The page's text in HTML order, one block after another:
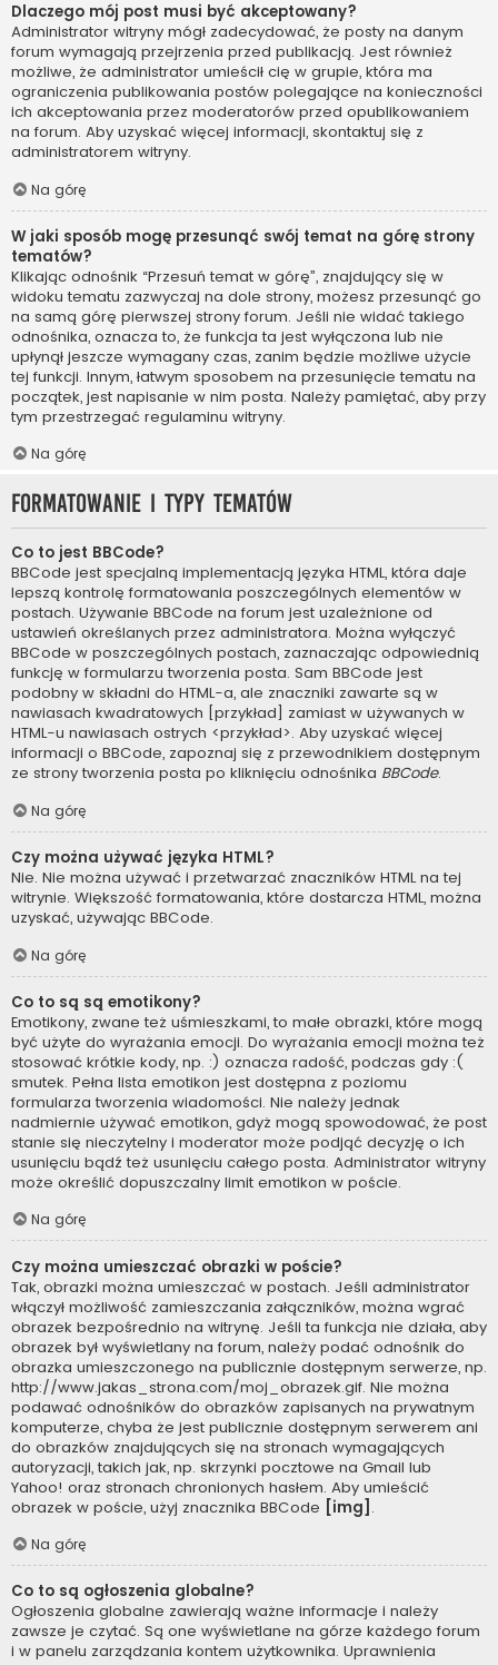
Dlaczego mój post musi być akceptowany?
Administrator witryny mógł zadecydować, że posty na danym
forum wymagają przejrzenia przed publikacją. Jest również
możliwe, że administrator umieścił cię w grupie, która ma
ograniczenia publikowania postów polegające na konieczności
ich akceptowania przez moderatorów przed opublikowaniem
na forum. Aby uzyskać więcej informacji, skontaktuj się z
administratorem witryny.
Na górę
W jaki sposób mogę przesunąć swój temat na górę strony
tematów?
Klikając odnośnik “Przesuń temat w górę”, znajdujący się w
widoku tematu zazwyczaj na dole strony, możesz przesunąć go
na samą górę pierwszej strony forum. Jeśli nie widać takiego
odnośnika, oznacza to, że funkcja ta jest wyłączona lub nie
upłynął jeszcze wymagany czas, zanim będzie możliwe użycie
tej funkcji. Innym, łatwym sposobem na przesunięcie tematu na
początek, jest napisanie w nim posta. Należy pamiętać, aby przy
tym przestrzegać regulaminu witryny.
Na górę
Formatowanie i typy tematów
Co to jest BBCode?
BBCode jest specjalną implementacją języka HTML, która daje
lepszą kontrolę formatowania poszczególnych elementów w
postach. Używanie BBCode na forum jest uzależnione od
ustawień określanych przez administratora. Można wyłączyć
BBCode w poszczególnych postach, zaznaczając odpowiednią
funkcję w formularzu tworzenia posta. Sam BBCode jest
podobny w składni do HTML-a, ale znaczniki zawarte są w
nawiasach kwadratowych [przykład] zamiast w używanych w
HTML-u nawiasach ostrych <przykład>. Aby uzyskać więcej
informacji o BBCode, zapoznaj się z przewodnikiem dostępnym
ze strony tworzenia posta po kliknięciu odnośnika BBCode.
Na górę
Czy można używać języka HTML?
Nie. Nie można używać i przetwarzać znaczników HTML na tej
witrynie. Większość formatowania, które dostarcza HTML, można
uzyskać, używając BBCode.
Na górę
Co to są są emotikony?
Emotikony, zwane też uśmieszkami, to małe obrazki, które mogą
być użyte do wyrażania emocji. Do wyrażania emocji można też
stosować krótkie kody, np. :) oznacza radość, podczas gdy :(
smutek. Pełna lista emotikon jest dostępna z poziomu
formularza tworzenia wiadomości. Nie należy jednak
nadmiernie używać emotikon, gdyż mogą spowodować, że post
stanie się nieczytelny i moderator może podjąć decyzję o ich
usunięciu bądź też usunięciu całego posta. Administrator witryny
może określić dopuszczalny limit emotikon w poście.
Na górę
Czy można umieszczać obrazki w poście?
Tak, obrazki można umieszczać w postach. Jeśli administrator
włączył możliwość zamieszczania załączników, można wgrać
obrazek bezpośrednio na witrynę. Jeśli ta funkcja nie działa, aby
obrazek był wyświetlany na forum, należy podać odnośnik do
obrazka umieszczonego na publicznie dostępnym serwerze, np.
http://www.jakas_strona.com/moj_obrazek.gif. Nie można
podawać odnośników do obrazków zapisanych na prywatnym
komputerze, chyba że jest publicznie dostępnym serwerem ani
do obrazków znajdujących się na stronach wymagających
autoryzacji, takich jak, np. skrzynki pocztowe na Gmail lub
Yahoo! oraz stronach chronionych hasłem. Aby umieścić
obrazek w poście, użyj znacznika BBCode [img] .
Na górę
Co to są ogłoszenia globalne?
Ogłoszenia globalne zawierają ważne informacje i należy
zawsze je czytać. Są one wyświetlane na górze każdego forum
i w panelu zarządzania kontem użytkownika. Uprawnienia